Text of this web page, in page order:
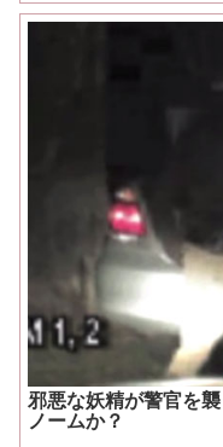
邪悪な妖精が警官を
ノームか？